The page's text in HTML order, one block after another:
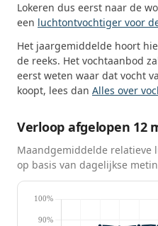
Lokeren dus eerst naar de
een luchtontvochtiger voor
Het jaargemiddelde hoort
de reeks. Het vochtaanbod
eerst weten waar dat vocht
koopt, lees dan Alles over
Verloop afgelopen 12
Maandgemiddelde relatieve
op basis van dagelijkse